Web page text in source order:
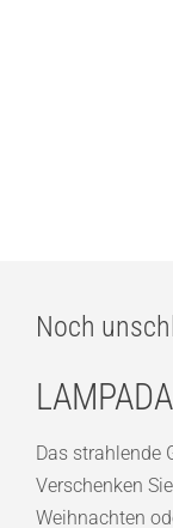
Noch
Das strahlende
Verschenken
Weihnachten